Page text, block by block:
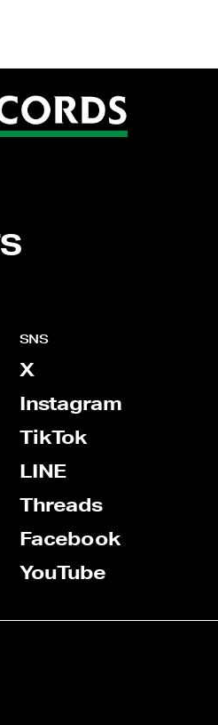
SNS
X
Instagram
TikTok
LINE
Threads
Facebook
YouTube